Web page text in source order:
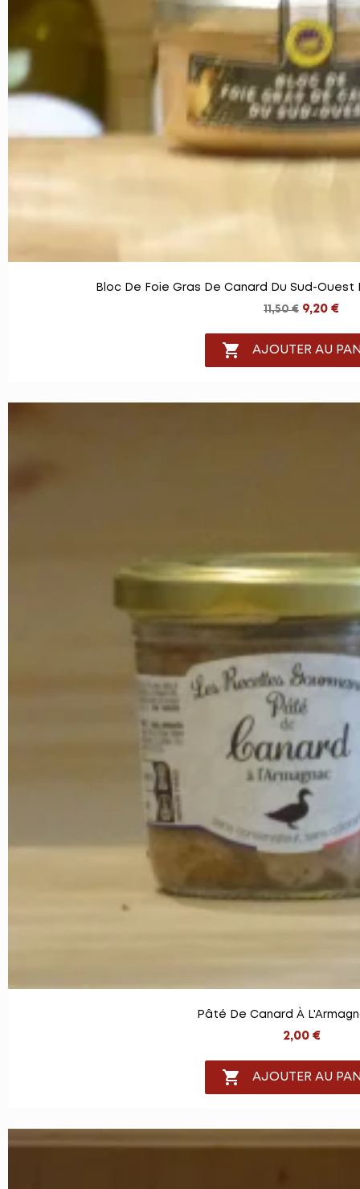
Bloc De Foie Gras De Canard Du Sud-Ouest
11,50 € 9,20 €
 AJOUTER AU
Pâté De Canard À
2,00 €
 AJOUTER AU